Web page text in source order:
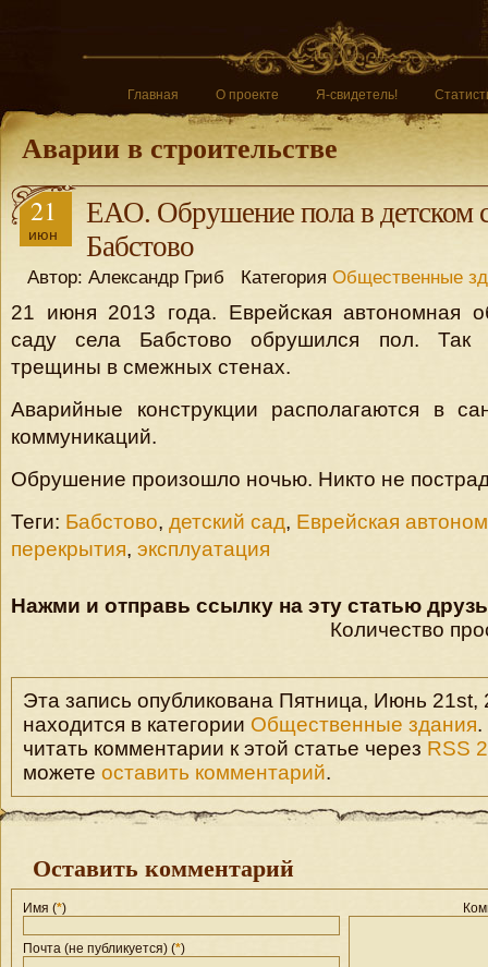
Главная О проекте Я-свидетель!
Аварии в строительстве
21
июн
ЕАО. Обрушение пола в детском
Бабстово
Автор: Александр Гриб Категория Общественные
21 июня 2013 года. Еврейская автономная
саду села Бабстово обрушился пол. Так
трещины в смежных стенах.
Аварийные конструкции располагаются в
коммуникаций.
Обрушение произошло ночью. Никто не
Теги: Бабстово, детский сад, Еврейская
перекрытия, эксплуатация
Нажми и отправь ссылку на эту статью
Количество
Эта запись опубликована Пятница, Июнь 21st,
находится в категории Общественные здания
читать комментарии к этой статье через RSS
можете оставить комментарий.
Оставить комментарий
Имя (*)
Почта (не публикуется) (*)